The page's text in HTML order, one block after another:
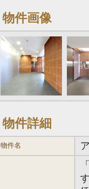
物件画像
物件詳細
物件名